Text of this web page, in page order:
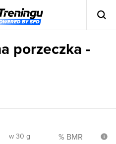
porzeczka -
w 30 g % BMR